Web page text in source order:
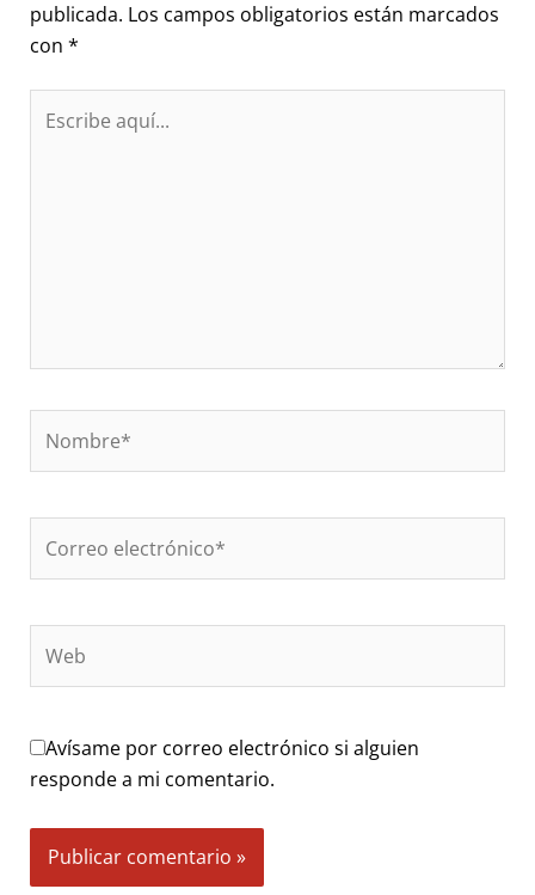
publicada. Los campos obligatorios están marcados
con *
aquí...
electrónico*
Avísame por correo electrónico si alguien
responde a mi comentario.